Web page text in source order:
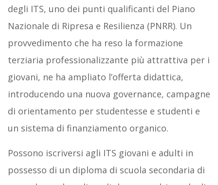
degli ITS, uno dei punti qualificanti del Piano
Nazionale di Ripresa e Resilienza (PNRR). Un
provvedimento che ha reso la formazione
terziaria professionalizzante più attrattiva per i
giovani, ne ha ampliato l’offerta didattica,
introducendo una nuova governance, campagne
di orientamento per studentesse e studenti e
un sistema di finanziamento organico.
Possono iscriversi agli ITS giovani e adulti in
possesso di un diploma di scuola secondaria di